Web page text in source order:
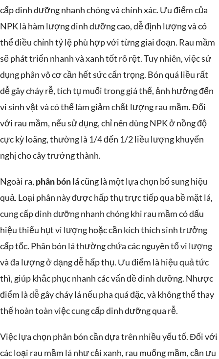
cấp dinh dưỡng nhanh chóng và chính xác. Ưu điểm của
NPK là hàm lượng dinh dưỡng cao, dễ định lượng và có
thể điều chỉnh tỷ lệ phù hợp với từng giai đoạn. Rau mầm
sẽ phát triển nhanh và xanh tốt rõ rệt. Tuy nhiên, việc sử
dụng phân vô cơ cần hết sức cẩn trọng. Bón quá liều rất
dễ gây cháy rễ, tích tụ muối trong giá thể, ảnh hưởng đến
vi sinh vật và có thể làm giảm chất lượng rau mầm. Đối
với rau mầm, nếu sử dụng, chỉ nên dùng NPK ở nồng độ
cực kỳ loãng, thường là 1/4 đến 1/2 liều lượng khuyến
nghị cho cây trưởng thành.
Ngoài ra, phân bón lácũng là một lựa chọn bổ sung hiệu
quả. Loại phân này được hấp thụ trực tiếp qua bề mặt lá,
cung cấp dinh dưỡng nhanh chóng khi rau mầm có dấu
hiệu thiếu hụt vi lượng hoặc cần kích thích sinh trưởng
cấp tốc. Phân bón lá thường chứa các nguyên tố vi lượng
và đa lượng ở dạng dễ hấp thụ. Ưu điểm là hiệu quả tức
thì, giúp khắc phục nhanh các vấn đề dinh dưỡng. Nhược
điểm là dễ gây cháy lá nếu pha quá đặc, và không thể thay
thế hoàn toàn việc cung cấp dinh dưỡng qua rễ.
Việc lựa chọn phân bón cần dựa trên nhiều yếu tố. Đối với
các loại rau mầm lá như cải xanh, rau muống mầm, cần ưu